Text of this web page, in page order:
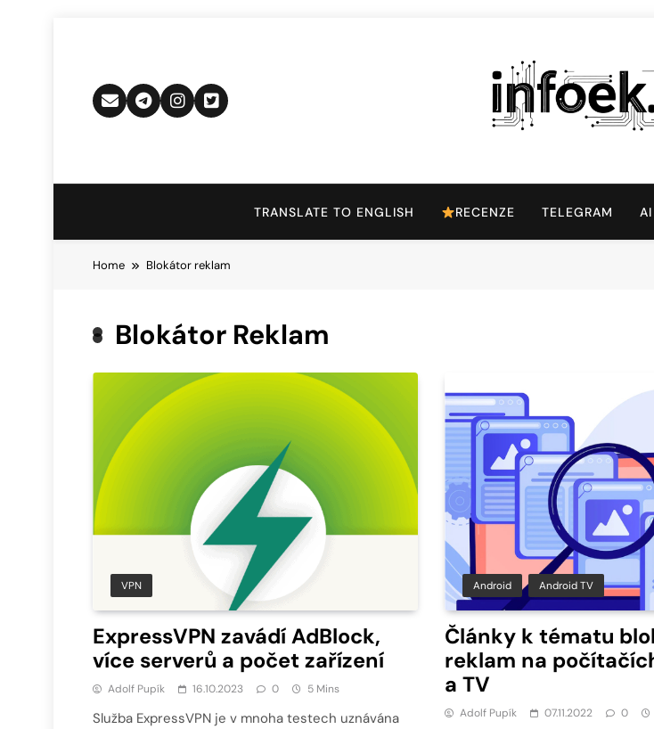
Infoek.cz
TRANSLATE TO ENGLISH RECENZE TELEGRAM AI
Home Blokátor reklam
Blokátor Reklam
VPN
ExpressVPN zavádí AdBlock,
více serverů a počet zařízení
Adolf Pupík 16.10.2023 0 5 Mins
Služba ExpressVPN je v mnoha testech uznávána
Android Android TV
Články k tématu
reklam na
a TV
Adolf Pupík 07.11.2022 0